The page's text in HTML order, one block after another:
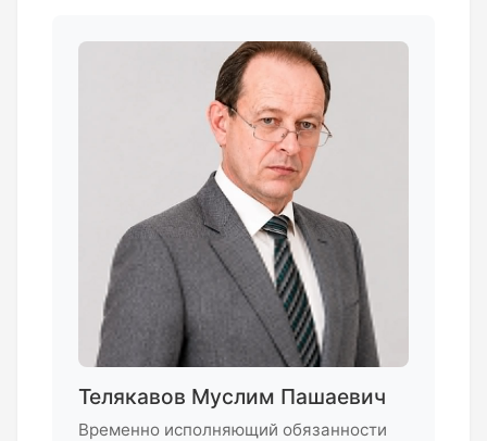
Телякавов Муслим Пашаевич
Временно исполняющий обязанности